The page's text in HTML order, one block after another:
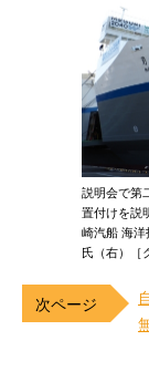
説明会で第
置付けを説
崎汽船 海
氏（右）［